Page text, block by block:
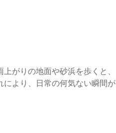
がりの地面や砂浜を歩くと、
より、日常の何気ない瞬間が